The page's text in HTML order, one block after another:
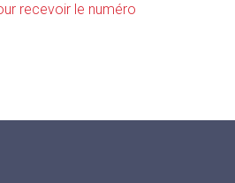
recevoir le numéro